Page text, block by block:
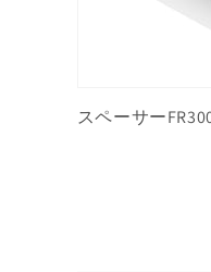
スペーサー